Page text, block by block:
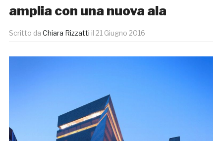
amplia con una nuova ala
Scritto da Chiara Rizzatti il 21 Giugno 2016